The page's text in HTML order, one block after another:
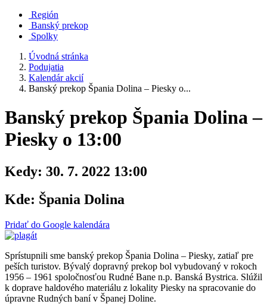
Región
Banský prekop
Spolky
Úvodná stránka
Podujatia
Kalendár akcií
Banský prekop Špania Dolina – Piesky o...
Banský prekop Špania Dolina –
Piesky o 13:00
Kedy: 30. 7. 2022 13:00
Kde: Špania Dolina
Pridať do Google kalendára
Sprístupnili sme banský prekop Špania Dolina – Piesky, zatiaľ pre
peších turistov. Bývalý dopravný prekop bol vybudovaný v rokoch
1956 – 1961 spoločnosťou Rudné Bane n.p. Banská Bystrica. Slúžil
k doprave haldového materiálu z lokality Piesky na spracovanie do
úpravne Rudných baní v Španej Doline.